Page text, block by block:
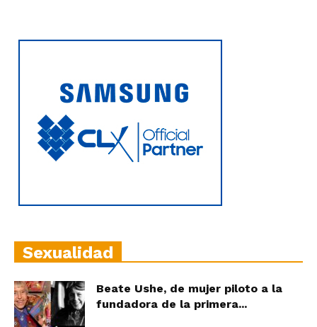
Sexualidad
Beate Ushe, de mujer piloto a la
fundadora de la primera...